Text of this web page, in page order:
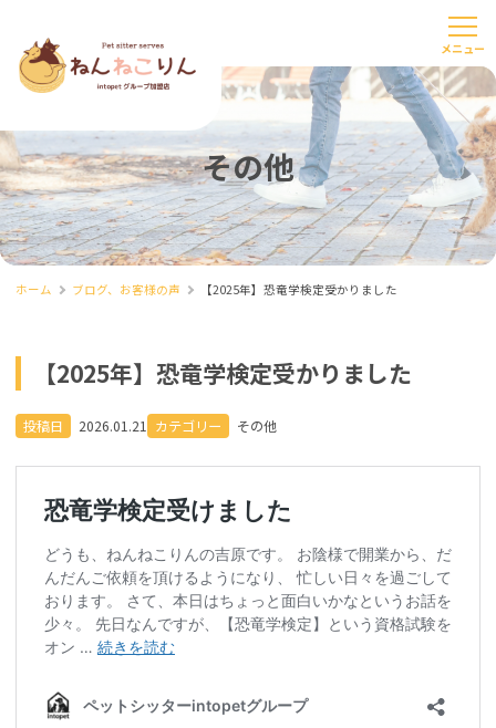
その他
ホーム ブログ、お客様の声 【2025年】恐竜学検定受かりました
【2025年】恐竜学検定受かりました
投稿日 2026.01.21 カテゴリー その他